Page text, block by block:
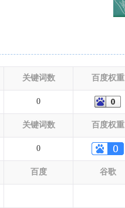
关键词数 百度权重
0
关键词数 百度权重
0
百度 谷歌